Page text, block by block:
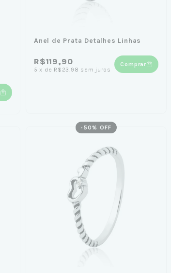
Anel de Prata Detalhes Linhas
R$119,90
5 x de R$23,98 sem juros
Comprar
- 50 % OFF